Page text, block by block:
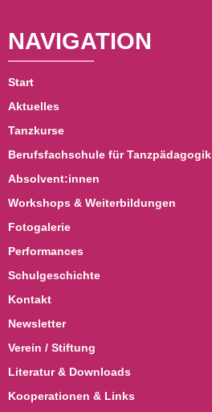
NAVIGATION
Start
Aktuelles
Tanzkurse
Berufsfachschule für Tanzpädagogik
Absolvent:innen
Workshops & Weiterbildungen
Fotogalerie
Performances
Schulgeschichte
Kontakt
Newsletter
Verein / Stiftung
Literatur & Downloads
Kooperationen & Links